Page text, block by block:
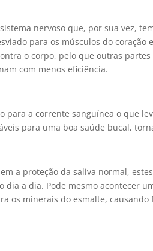
nervoso que, por sua vez,
para os músculos do coração
o corpo, pelo que outras
com menos eficiência.
para a corrente sanguínea o que
para uma boa saúde bucal,
a proteção da saliva normal,
a dia. Pode mesmo acontecer
os minerais do esmalte,